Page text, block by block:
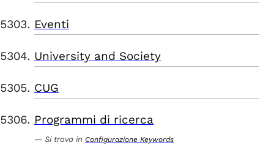
Eventi
University and Society
CUG
Programmi di ricerca
Si trova in Configurazione Keywords